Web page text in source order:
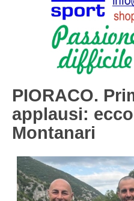
GIOVANILI
PIORACO.
applausi:
Montanari